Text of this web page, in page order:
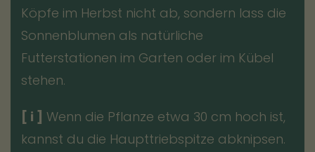
Köpfe im Herbst nicht ab, sondern lass die
Sonnenblumen als natürliche
Futterstationen im Garten oder im Kübel
stehen.
[ i ] Wenn die Pflanze etwa 30 cm hoch ist,
kannst du die Haupttriebspitze abknipsen.